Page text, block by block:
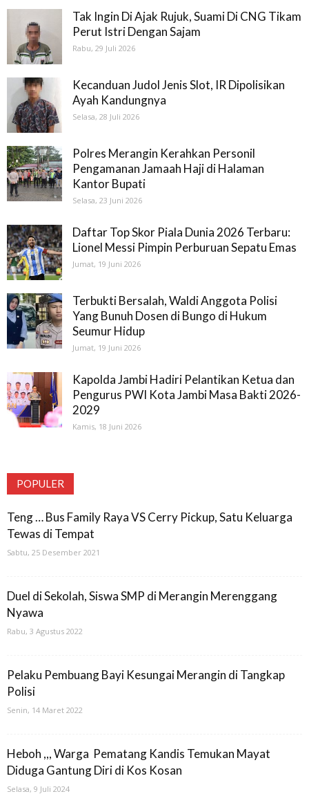
Tak Ingin Di Ajak Rujuk, Suami Di CNG Tikam
Perut Istri Dengan Sajam
Rabu, 29 Juli 2026
Kecanduan Judol Jenis Slot, IR Dipolisikan
Ayah Kandungnya
Selasa, 28 Juli 2026
Polres Merangin Kerahkan Personil
Pengamanan Jamaah Haji di Halaman
Kantor Bupati
Selasa, 23 Juni 2026
Daftar Top Skor Piala Dunia 2026 Terbaru:
Lionel Messi Pimpin Perburuan Sepatu Emas
Jumat, 19 Juni 2026
Terbukti Bersalah, Waldi Anggota Polisi
Yang Bunuh Dosen di Bungo di Hukum
Seumur Hidup
Jumat, 19 Juni 2026
Kapolda Jambi Hadiri Pelantikan Ketua dan
Pengurus PWI Kota Jambi Masa Bakti 2026-
2029
Kamis, 18 Juni 2026
POPULER
Teng … Bus Family Raya VS Cerry Pickup, Satu Keluarga
Tewas di Tempat
Sabtu, 25 Desember 2021
Duel di Sekolah, Siswa SMP di Merangin Merenggang
Nyawa
Rabu, 3 Agustus 2022
Pelaku Pembuang Bayi Kesungai Merangin di Tangkap
Polisi
Senin, 14 Maret 2022
Heboh ,,, Warga Pematang Kandis Temukan Mayat
Diduga Gantung Diri di Kos Kosan
Selasa, 9 Juli 2024